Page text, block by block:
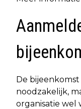
De bijeenkomst
noodzakelijk,
organisatie wel